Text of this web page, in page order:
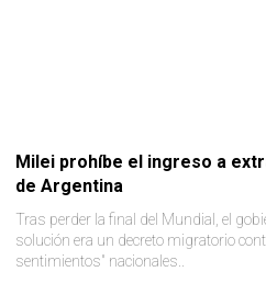
Milei prohíbe el ingreso a
de Argentina
Tras perder la final del Mundial, el
solución era un decreto migratorio
sentimientos" nacionales..